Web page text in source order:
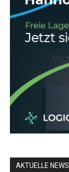
AKTUELLE NEWS